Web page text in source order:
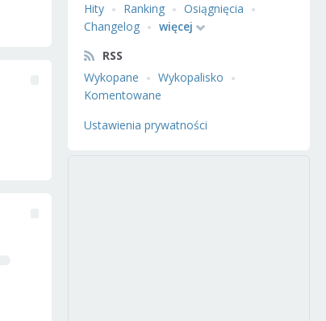
Hity
Ranking
Osiągnięcia
Changelog
więcej
RSS
Wykopane
Wykopalisko
Komentowane
Ustawienia prywatności